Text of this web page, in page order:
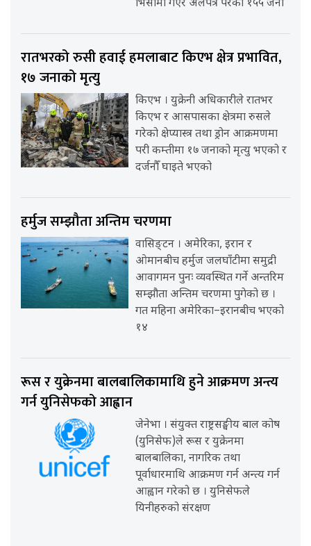
भिसामा गएर अलपत्र परेका १५५ जना
रातभरको रुसी हवाई हमलाबाट किएभ क्षेत्र प्रभावित,
१७ जनाको मृत्यु
किएभ । युक्रेनी अधिकारीले रातभर
किएभ र आसपासका क्षेत्रमा रुसले
गरेको क्षेप्यास्त्र तथा ड्रोन आक्रमणमा
परी कम्तीमा १७ जनाको मृत्यु भएको र
दर्जनौँ घाइते भएको
हर्मुज सम्झौता अन्तिम चरणमा
वासिङ्टन । अमेरिका, इरान र
ओमानबीच हर्मुज जलघाँटीमा समुद्री
आवागमन पुनः व्यवस्थित गर्ने अन्तरिम
सम्झौता अन्तिम चरणमा पुगेको छ ।
गत महिना अमेरिका–इरानबीच भएको
१४
रूस र युक्रेनमा बालबालिकामाथि हुने आक्रमण अन्त्य
गर्न युनिसेफको आह्वान
जेनेभा । संयुक्त राष्ट्रसङ्घीय बाल कोष
(युनिसेफ)ले रूस र युक्रेनमा
बालबालिका, नागरिक तथा
पूर्वाधारमाथि आक्रमण गर्न अन्त्य गर्न
आह्वान गरेको छ । युनिसेफले
यिनीहरुको संरक्षण